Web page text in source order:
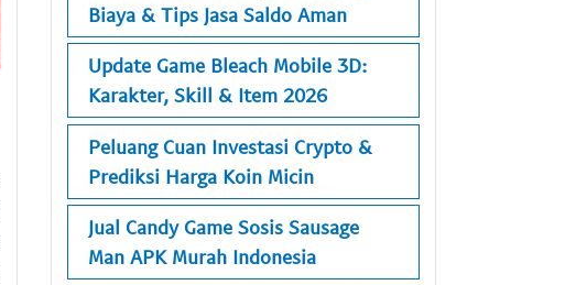
Biaya & Tips Jasa Saldo Aman
Update Game Bleach Mobile 3D:
Karakter, Skill & Item 2026
Peluang Cuan Investasi Crypto &
Prediksi Harga Koin Micin
Jual Candy Game Sosis Sausage
Man APK Murah Indonesia